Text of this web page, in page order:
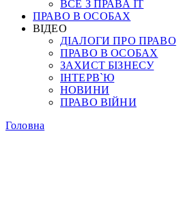
ВСЕ З ПРАВА ІТ
ПРАВО В ОСОБАХ
ВІДЕО
ДІАЛОГИ ПРО ПРАВО
ПРАВО В ОСОБАХ
ЗАХИСТ БІЗНЕСУ
ІНТЕРВ`Ю
НОВИНИ
ПРАВО ВІЙНИ
Головна